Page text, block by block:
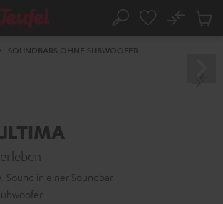
Suche
No
SOUNDBARS OHNE SUBWOOFER
Sound in einer Soundbar